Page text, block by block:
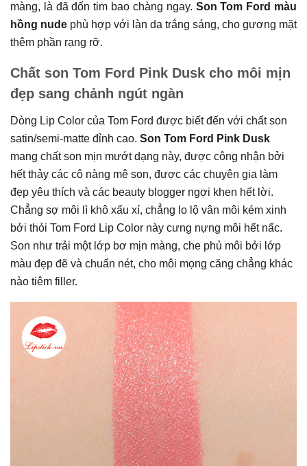
màng, là đã đốn tim bao chàng ngay. Son Tom Ford màu
hồng nude phù hợp với làn da trắng sáng, cho gương mặt
thêm phần rạng rỡ.
Chất son Tom Ford Pink Dusk cho môi mịn
đẹp sang chảnh ngút ngàn
Dòng Lip Color của Tom Ford được biết đến với chất son
satin/semi-matte đỉnh cao. Son Tom Ford Pink Dusk
mang chất son mịn mướt dạng này, được công nhận bởi
hết thảy các cô nàng mê son, được các chuyên gia làm
đẹp yêu thích và các beauty blogger ngợi khen hết lời.
Chẳng sợ môi lì khô xấu xí, chẳng lo lộ vân môi kém xinh
bởi thỏi Tom Ford Lip Color này cưng nựng môi hết nấc.
Son như trải một lớp bơ mịn màng, che phủ môi bởi lớp
màu đẹp đẽ và chuẩn nét, cho môi mọng căng chẳng khác
nào tiêm filler.